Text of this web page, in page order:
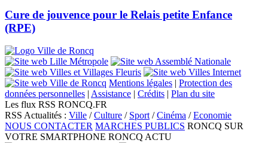
Cure de jouvence pour le Relais petite Enfance
(RPE)
Mentions légales | Protection des
données personnelles | Assistance | Crédits | Plan du site
Les flux RSS RONCQ.FR
RSS Actualités : Ville /Culture / Sport/Cinéma /Economie
NOUS CONTACTER MARCHES PUBLICS RONCQ SUR
VOTRE SMARTPHONE RONCQ ACTU